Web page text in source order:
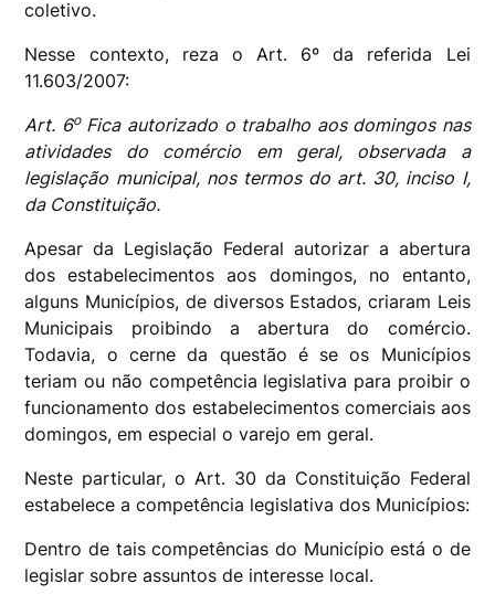
coletivo.
Nesse contexto, reza o Art. 6º da referida Lei
11.603/2007:
Art. 6oFica autorizado o trabalho aos domingos nas
atividades do comércio em geral, observada a
legislação municipal, nos termos do art. 30, inciso I,
da Constituição.
Apesar da Legislação Federal autorizar a abertura
dos estabelecimentos aos domingos, no entanto,
alguns Municípios, de diversos Estados, criaram Leis
Municipais proibindo a abertura do comércio.
Todavia, o cerne da questão é se os Municípios
teriam ou não competência legislativa para proibir o
funcionamento dos estabelecimentos comerciais aos
domingos, em especial o varejo em geral.
Neste particular, o Art. 30 da Constituição Federal
estabelece a competência legislativa dos Municípios:
Dentro de tais competências do Município está o de
legislar sobre assuntos de interesse local.